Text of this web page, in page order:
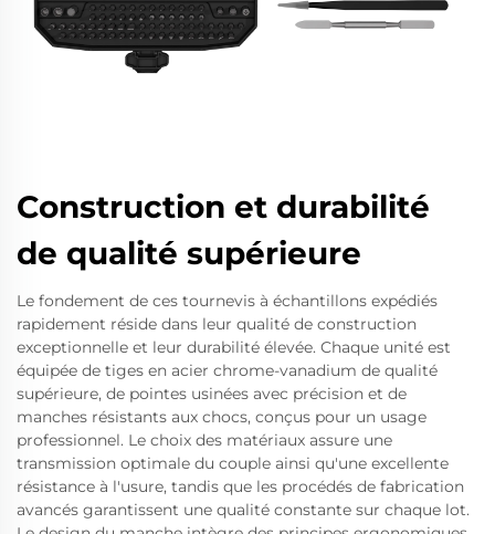
Construction et durabilité
de qualité supérieure
Le fondement de ces tournevis à échantillons expédiés
rapidement réside dans leur qualité de construction
exceptionnelle et leur durabilité élevée. Chaque unité est
équipée de tiges en acier chrome-vanadium de qualité
supérieure, de pointes usinées avec précision et de
manches résistants aux chocs, conçus pour un usage
professionnel. Le choix des matériaux assure une
transmission optimale du couple ainsi qu'une excellente
résistance à l'usure, tandis que les procédés de fabrication
avancés garantissent une qualité constante sur chaque lot.